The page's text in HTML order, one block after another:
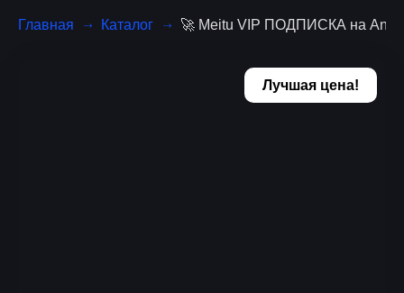
Главная Каталог 🚀 Meitu VIP ПОДПИСКА на
Лучшая цена!